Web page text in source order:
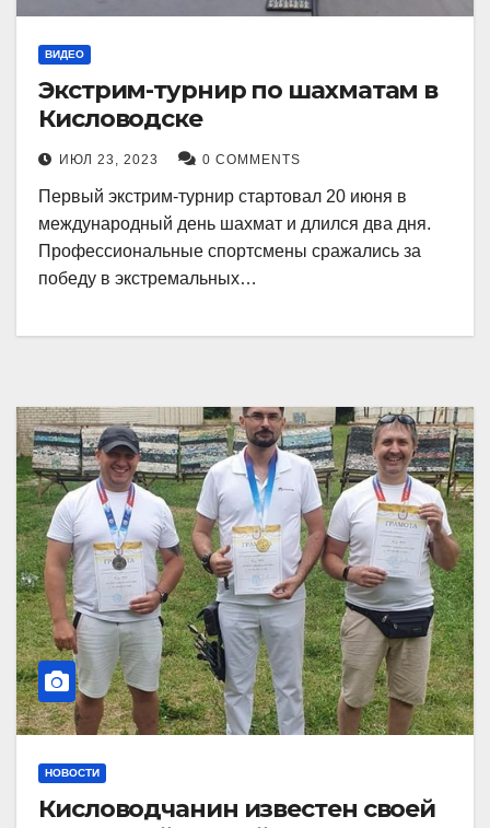
ВИДЕО
Экстрим-турнир по шахматам в
Кисловодске
ИЮЛ 23, 2023 0 COMMENTS
Первый экстрим-турнир стартовал 20 июня в
международный день шахмат и длился два дня.
Профессиональные спортсмены сражались за
победу в экстремальных…
НОВОСТИ
Кисловодчанин известен своей